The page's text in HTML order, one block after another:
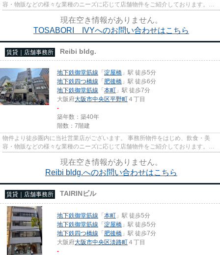
容・物販などの様々な業種のニーズに応じて店舗物件をご紹介しております。
尚、弊社ではおとり広告は一切...
現在空き情報がありません。
TOSABORI IVYへのお問い合わせはこちら
賃貸｜店舗事務所 Reibi bldg.
地下鉄御堂筋線 「淀屋橋 」駅 徒歩5分
地下鉄四つ橋線 「肥後橋 」駅 徒歩6分
地下鉄御堂筋線 「本町 」駅 徒歩7分
大阪府大阪市中央区平野町 ４丁目
-
築年数：築40年
階数：7階建
物件より徒歩圏内に当社営業店がございます。 事務所物件をはじめ、飲食・美
容・物販などの様々な業種のニーズに応じて店舗物件をご紹介しております。
尚、弊社ではおとり広告は一切...
現在空き情報がありません。
Reibi bldg.へのお問い合わせはこちら
賃貸｜店舗事務所 TAIRINビル
地下鉄御堂筋線 「本町 」駅 徒歩5分
地下鉄御堂筋線 「淀屋橋 」駅 徒歩5分
地下鉄四つ橋線 「肥後橋 」駅 徒歩7分
大阪府大阪市中央区淡路町 ４丁目
-